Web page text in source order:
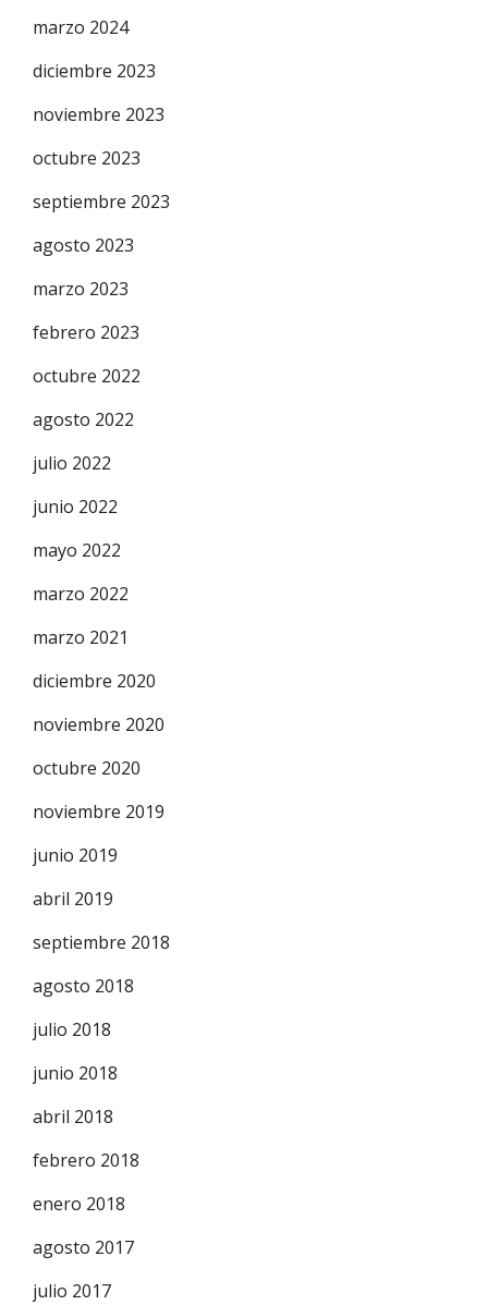
marzo 2024
diciembre 2023
noviembre 2023
octubre 2023
septiembre 2023
agosto 2023
marzo 2023
febrero 2023
octubre 2022
agosto 2022
julio 2022
junio 2022
mayo 2022
marzo 2022
marzo 2021
diciembre 2020
noviembre 2020
octubre 2020
noviembre 2019
junio 2019
abril 2019
septiembre 2018
agosto 2018
julio 2018
junio 2018
abril 2018
febrero 2018
enero 2018
agosto 2017
julio 2017